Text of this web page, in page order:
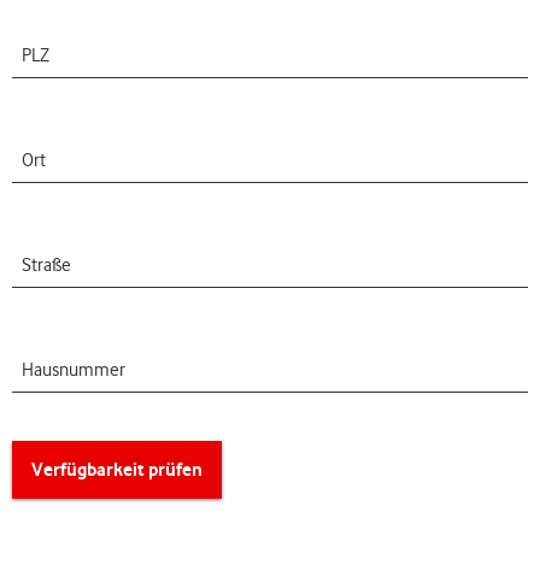
PLZ
Ort
Straße
Hausnummer
Verfügbarkeit prüfen